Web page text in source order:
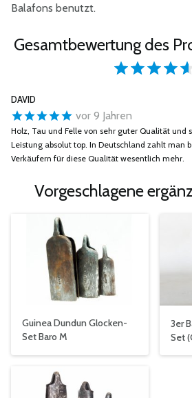
Balafons benutzt.
Gesamtbewertung des
DAVID
vor 9 Jahren
Holz, Tau und Felle von sehr guter Qualität und
Leistung absolut top. In Deutschland zahlt man
Verkäufern für diese Qualität wesentlich mehr.
Vorgeschlagene
Guinea Dundun Glocken-
Set Baro M
3er
Set